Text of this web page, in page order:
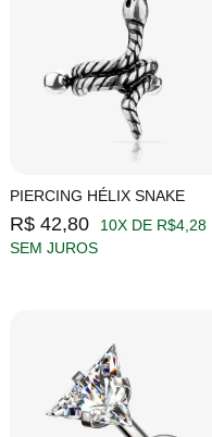
PIERCING HÉLIX SNAKE
R$ 42,80
10X DE R$4,28
SEM JUROS